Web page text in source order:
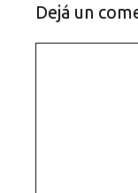
Dejá un